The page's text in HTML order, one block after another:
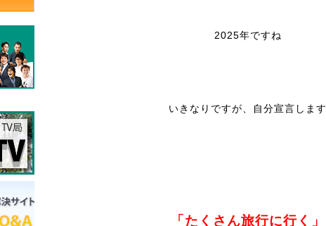
2025年ですね
いきなりですが、自分宣言します
「たくさん旅行に行く」